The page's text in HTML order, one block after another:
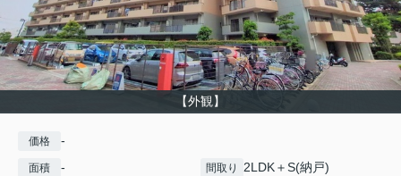
【外観】
価格 -
面積 - 間取り 2LDK＋S(納戸)